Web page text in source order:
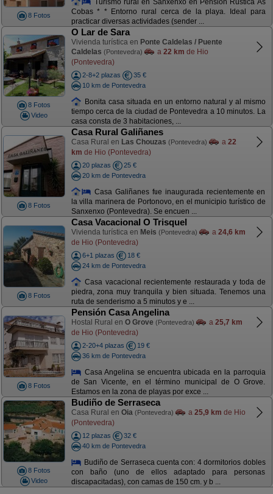
8 Fotos
Cobas * * Entorno rural cerca de la playa. Ideal para
practicar diversas actividades (sender ...
8 Fotos
Video
O Lar de Sara
Vivienda turística en Ponte Caldelas / Puente
Caldelas (Pontevedra) a 22 km de Hio
(Pontevedra)
2-8+2 plazas
35 €
10 km de Pontevedra
Bonita casa situada en un entorno natural y al mismo
tiempo cerca de la ciudad de Pontevedra a 10 minutos. La
casa consta de 3 habitaciones, ...
8 Fotos
Casa Rural Galiñanes
Casa Rural en Las Chouzas (Pontevedra) a 22
km de Hio (Pontevedra)
20 plazas
25 €
20 km de Pontevedra
Casa Galiñanes fue inaugurada recientemente en
la villa marinera de Portonovo, en el municipio turístico de
Sanxenxo (Pontevedra). Se encuen ...
8 Fotos
Casa Vacacional O Trisquel
Vivienda turística en Meis (Pontevedra) a 24,6 km
de Hio (Pontevedra)
6+1 plazas
18 €
24 km de Pontevedra
Casa vacacional recientemente restaurada y toda de
piedra, zona muy tranquila y bien situada. Tenemos una
ruta de senderismo a 5 minutos y e ...
8 Fotos
Pensión Casa Angelina
Hostal Rural en O Grove (Pontevedra) a 25,7 km
de Hio (Pontevedra)
2-20+4 plazas
19 €
36 km de Pontevedra
Casa Angelina se encuentra ubicada en la parroquia
de San Vicente, en el término municipal de O Grove.
Estamos en la zona de playas por exce ...
8 Fotos
Video
Budiño de Serraseca
Casa Rural en Oia (Pontevedra) a 25,9 km de Hio
(Pontevedra)
12 plazas
32 €
40 km de Pontevedra
Budiño de Serraseca cuenta con: 4 dormitorios dobles
con baño (uno de ellos adaptado para personas
discapacitadas), con camas de 150 cm. y b ...